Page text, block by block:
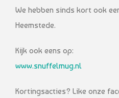
We hebben sinds kort ook
Heemstede.
Kijk ook eens op:
www.snuffelmug.nl
Kortingsacties? Like onze